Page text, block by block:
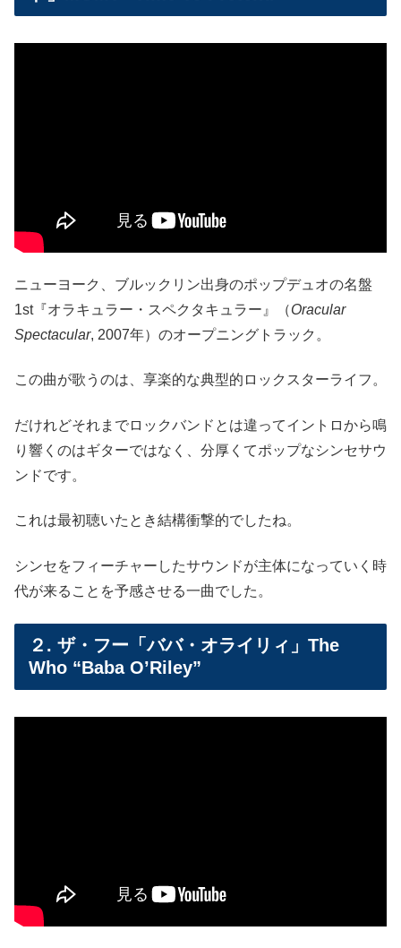
ニューヨーク、ブルックリン出身のポップデュオの名盤
1st『オラキュラー・スペクタキュラー』（Oracular
Spectacular, 2007年）のオープニングトラック。
この曲が歌うのは、享楽的な典型的ロックスターライフ。
だけれどそれまでロックバンドとは違ってイントロから鳴
り響くのはギターではなく、分厚くてポップなシンセサウ
ンドです。
これは最初聴いたとき結構衝撃的でしたね。
シンセをフィーチャーしたサウンドが主体になっていく時
代が来ることを予感させる一曲でした。
２. ザ・フー「ババ・オライリィ」The
Who “Baba O’Riley”